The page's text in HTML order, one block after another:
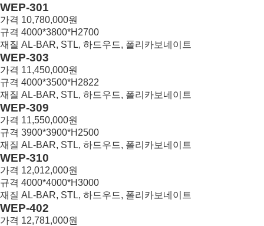
27
WEP-301
가격 10,780,000원
규격 4000*3800*H2700
재질 AL-BAR, STL, 하드우드, 폴리카보네이트
26
WEP-303
가격 11,450,000원
규격 4000*3500*H2822
재질 AL-BAR, STL, 하드우드, 폴리카보네이트
25
WEP-309
가격 11,550,000원
규격 3900*3900*H2500
재질 AL-BAR, STL, 하드우드, 폴리카보네이트
24
WEP-310
가격 12,012,000원
규격 4000*4000*H3000
재질 AL-BAR, STL, 하드우드, 폴리카보네이트
23
WEP-402
가격 12,781,000원